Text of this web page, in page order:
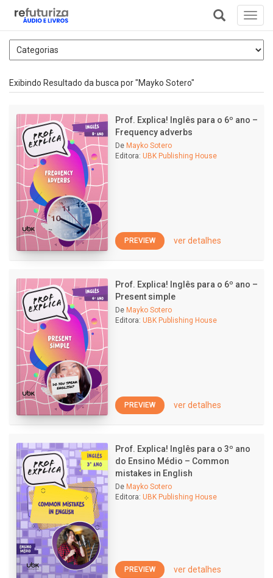
+
Exibindo Resultado da busca por "Mayko Sotero"
Prof. Explica! Inglês para o 6º ano –
Frequency adverbs
De Mayko Sotero
Editora: UBK Publishing House
PREVIEW ver detalhes
Prof. Explica! Inglês para o 6º ano –
Present simple
De Mayko Sotero
Editora: UBK Publishing House
PREVIEW ver detalhes
Prof. Explica! Inglês para o 3º ano
do Ensino Médio – Common
mistakes in English
De Mayko Sotero
Editora: UBK Publishing House
PREVIEW ver detalhes